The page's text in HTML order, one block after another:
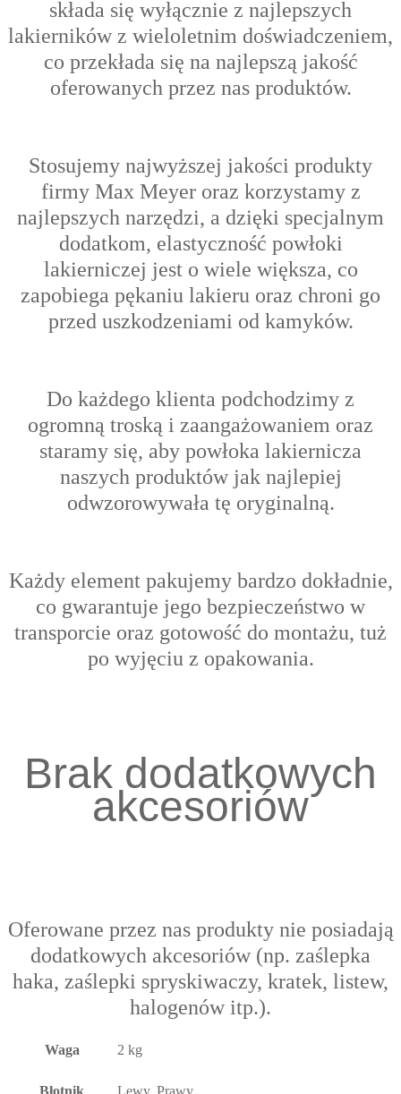
składa się wyłącznie z najlepszych
lakierników z wieloletnim doświadczeniem,
co przekłada się na najlepszą jakość
oferowanych przez nas produktów.
Stosujemy najwyższej jakości produkty
firmy Max Meyer oraz korzystamy z
najlepszych narzędzi, a dzięki specjalnym
dodatkom, elastyczność powłoki
lakierniczej jest o wiele większa, co
zapobiega pękaniu lakieru oraz chroni go
przed uszkodzeniami od kamyków.
Do każdego klienta podchodzimy z
ogromną troską i zaangażowaniem oraz
staramy się, aby powłoka lakiernicza
naszych produktów jak najlepiej
odwzorowywała tę oryginalną.
Każdy element pakujemy bardzo dokładnie,
co gwarantuje jego bezpieczeństwo w
transporcie oraz gotowość do montażu, tuż
po wyjęciu z opakowania.
Brak dodatkowych
akcesoriów
Oferowane przez nas produkty nie posiadają
dodatkowych akcesoriów (np. zaślepka
haka, zaślepki spryskiwaczy, kratek, listew,
halogenów itp.).
Waga 2 kg
Błotnik Lewy, Prawy